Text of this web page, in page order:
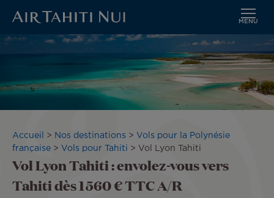
Aller
principal
MENU
Image
Fil
d'Ariane
Accueil Nos destinations
Vols pour la Polynésie
française
Vols pour Tahiti Vol Lyon Tahiti
Vol Lyon Tahiti : envolez-vous vers
Tahiti dès 1 560 € TTC A/R